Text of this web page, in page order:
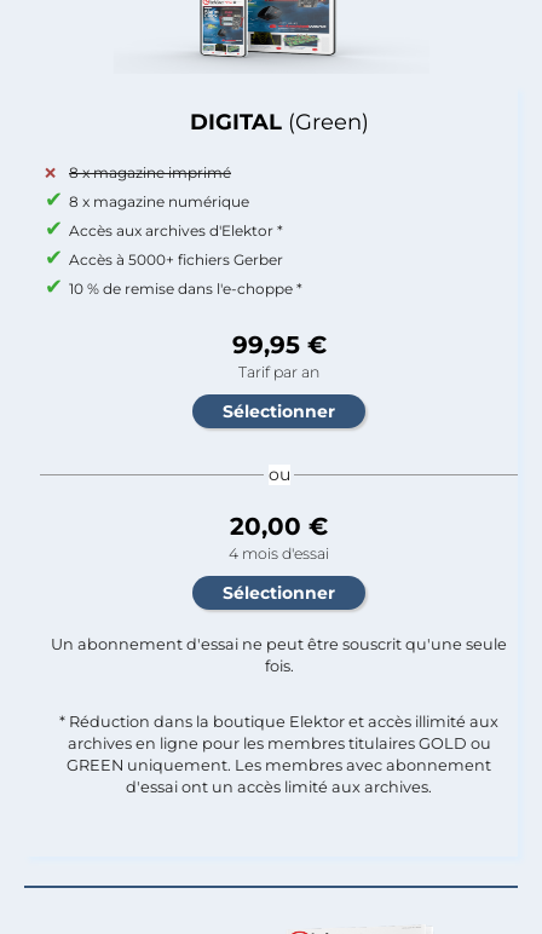
DIGITAL (Green)
8 x magazine imprimé
8 x magazine numérique
Accès aux archives d'Elektor *
Accès à 5000+ fichiers Gerber
10 % de remise dans l'e-choppe *
99,95 €
Tarif par an
ou
20,00 €
4 mois d'essai
Un abonnement d'essai ne peut être souscrit qu'une seule
fois.​
* Réduction dans la boutique Elektor et accès illimité aux
archives en ligne pour les membres titulaires GOLD ou
GREEN uniquement. Les membres avec abonnement
d'essai ont un accès limité aux archives.